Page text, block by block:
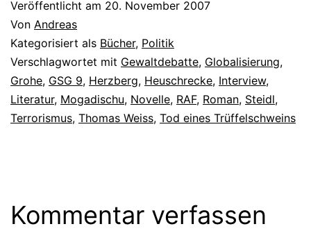
Veröffentlicht am 20. November 2007
Von Andreas
Kategorisiert als Bücher, Politik
Verschlagwortet mit Gewaltdebatte, Globalisierung,
Grohe, GSG 9, Herzberg, Heuschrecke, Interview,
Literatur, Mogadischu, Novelle, RAF, Roman, Steidl,
Terrorismus, Thomas Weiss, Tod eines Trüffelschweins
Kommentar verfassen